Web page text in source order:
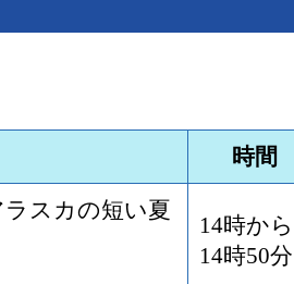
時間
スカの短い夏
14時から
14時50分